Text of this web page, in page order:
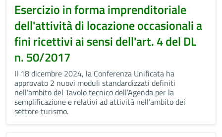
Esercizio in forma imprenditoriale
dell'attività di locazione occasionali a
fini ricettivi ai sensi dell'art. 4 del DL
n. 50/2017
Il 18 dicembre 2024, la Conferenza Unificata ha
approvato 2 nuovi moduli standardizzati definiti
nell’ambito del Tavolo tecnico dell’Agenda per la
semplificazione e relativi ad attività nell’ambito dei
settore turismo.